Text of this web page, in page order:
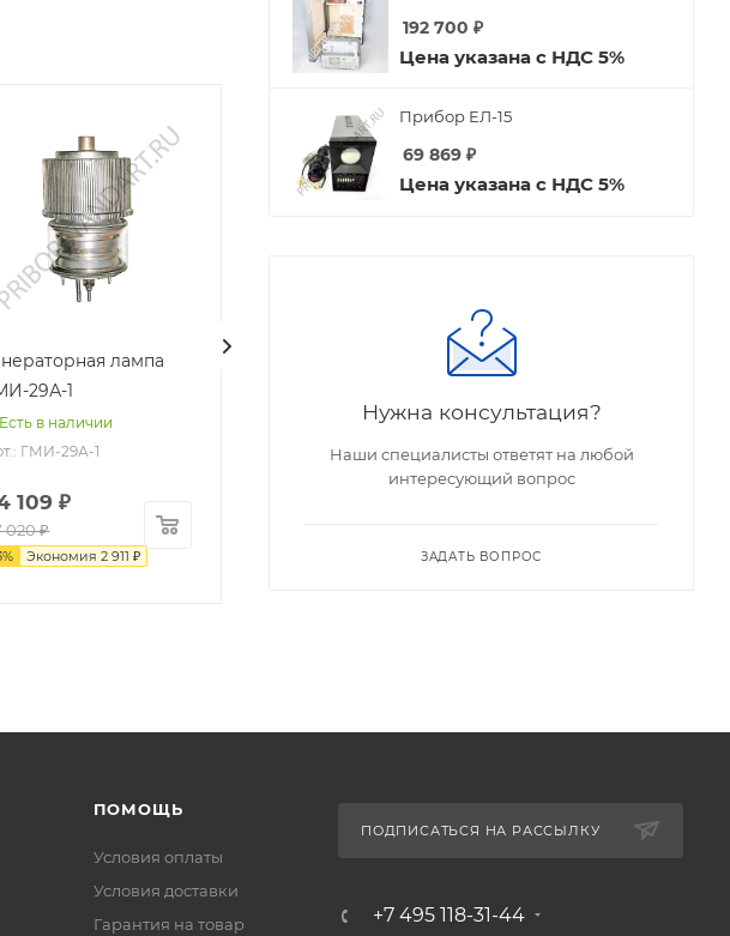
лампа
29А-1
Есть в наличии
ГМИ-29А-1
109 ₽
020₽
% Экономия 2 911 ₽
Есть в наличии
Арт.: ГИ-7Б
Есть в наличии
Арт.: ГИ-48
-3%
192 700 ₽
Цена указана с НДС 5%
Прибор ЕЛ-15
69 869 ₽
Цена указана с НДС 5%
Нужна консультация?
Наши специалисты ответят на любой
интересующий вопрос
ЗАДАТЬ ВОПРОС
ПОМОЩЬ
Условия оплаты
Условия доставки
Гарантия на товар
ПОДПИСАТЬСЯ НА РАССЫЛКУ
+7 495 118-31-44